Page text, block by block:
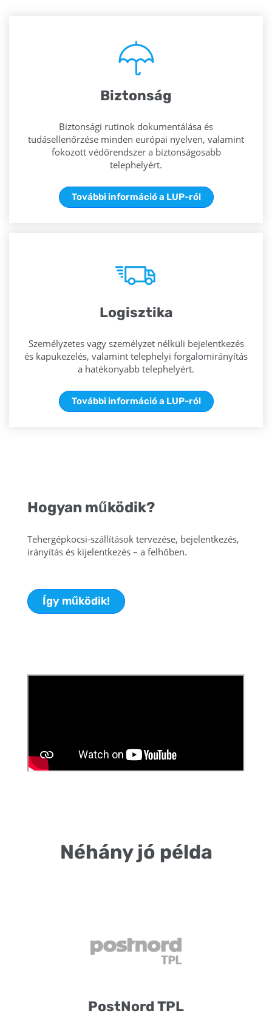
Biztonság
Biztonsági rutinok dokumentálása és
tudásellenőrzése minden európai nyelven, valamint
fokozott védőrendszer a biztonságosabb
telephelyért.
További információ a LUP-ról
Logisztika
Személyzetes vagy személyzet nélküli bejelentkezés
és kapukezelés, valamint telephelyi forgalomirányítás
a hatékonyabb telephelyért.
További információ a LUP-ról
Hogyan működik?
Tehergépkocsi-szállítások tervezése, bejelentkezés,
irányítás és kijelentkezés – a felhőben.
Így működik!
Néhány jó példa
PostNord TPL